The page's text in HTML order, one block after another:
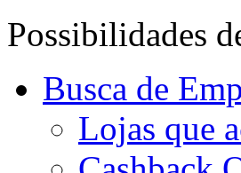
Possibilidades
Busca de
Lojas que